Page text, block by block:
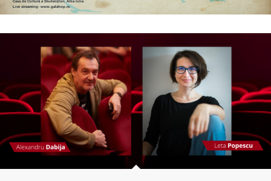
Casa de Cultură a Studenților, Alba Iulia
Live streaming: www.galahop.ro